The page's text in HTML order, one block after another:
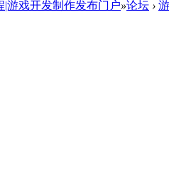
游戏开发制作发布门户»论坛 ›